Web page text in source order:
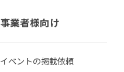
事業者様向け
イベントの掲載依頼